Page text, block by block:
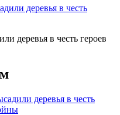
деревья в честь героев
деревья в честь